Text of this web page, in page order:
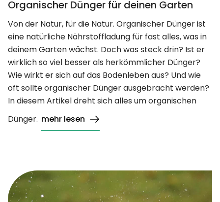
Organischer Dünger für deinen Garten
Von der Natur, für die Natur. Organischer Dünger ist
eine natürliche Nährstoffladung für fast alles, was in
deinem Garten wächst. Doch was steck drin? Ist er
wirklich so viel besser als herkömmlicher Dünger?
Wie wirkt er sich auf das Bodenleben aus? Und wie
oft sollte organischer Dünger ausgebracht werden?
In diesem Artikel dreht sich alles um organischen
Dünger. mehr lesen